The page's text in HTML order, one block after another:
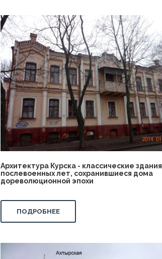
Архитектура Курска - классические здания
послевоенных лет, сохранившиеся дома
дореволюционной эпохи
ПОДРОБНЕЕ